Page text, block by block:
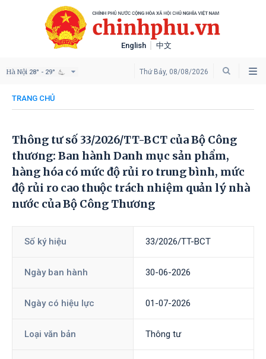
English 中文
Thứ Bảy, 08/08/2026
Hà Nội 28° - 29°
TRANG CHỦ
Thông tư số 33/2026/TT-BCT của Bộ Công
thương: Ban hành Danh mục sản phẩm,
hàng hóa có mức độ rủi ro trung bình, mức
độ rủi ro cao thuộc trách nhiệm quản lý nhà
nước của Bộ Công Thương
Số ký hiệu 33/2026/TT-BCT
Ngày ban hành 30-06-2026
Ngày có hiệu lực 01-07-2026
Loại văn bản Thông tư